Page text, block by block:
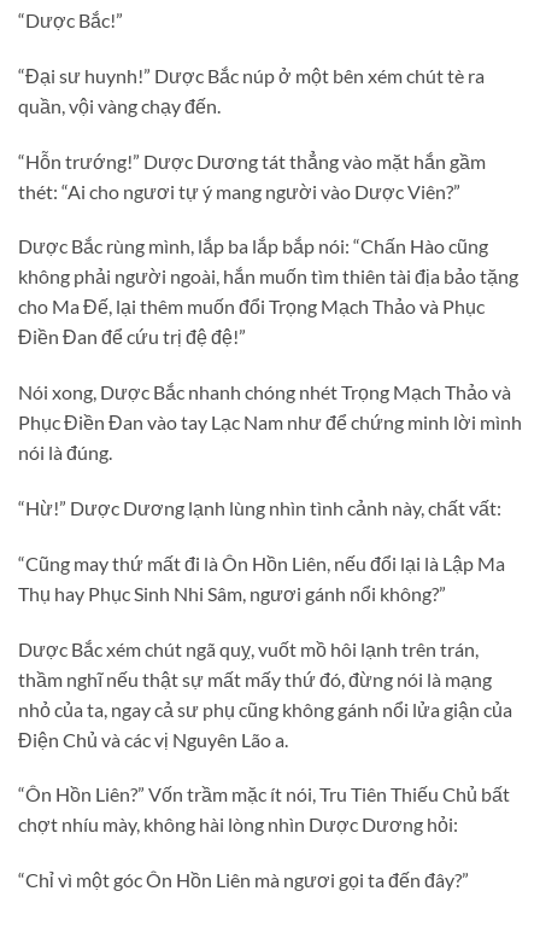
“Dược Bắc!”
“Đại sư huynh!” Dược Bắc núp ở một bên xém chút tè ra
quần, vội vàng chạy đến.
“Hỗn trướng!” Dược Dương tát thẳng vào mặt hắn gầm
thét: “Ai cho ngươi tự ý mang người vào Dược Viên?”
Dược Bắc rùng mình, lắp ba lắp bắp nói: “Chấn Hào cũng
không phải người ngoài, hắn muốn tìm thiên tài địa bảo tặng
cho Ma Đế, lại thêm muốn đổi Trọng Mạch Thảo và Phục
Điền Đan để cứu trị đệ đệ!”
Nói xong, Dược Bắc nhanh chóng nhét Trọng Mạch Thảo và
Phục Điền Đan vào tay Lạc Nam như để chứng minh lời mình
nói là đúng.
“Hừ!” Dược Dương lạnh lùng nhìn tình cảnh này, chất vất:
“Cũng may thứ mất đi là Ôn Hồn Liên, nếu đổi lại là Lập Ma
Thụ hay Phục Sinh Nhi Sâm, ngươi gánh nổi không?”
Dược Bắc xém chút ngã quỵ, vuốt mồ hôi lạnh trên trán,
thầm nghĩ nếu thật sự mất mấy thứ đó, đừng nói là mạng
nhỏ của ta, ngay cả sư phụ cũng không gánh nổi lửa giận của
Điện Chủ và các vị Nguyên Lão a.
“Ôn Hồn Liên?” Vốn trầm mặc ít nói, Tru Tiên Thiếu Chủ bất
chợt nhíu mày, không hài lòng nhìn Dược Dương hỏi:
“Chỉ vì một góc Ôn Hồn Liên mà ngươi gọi ta đến đây?”